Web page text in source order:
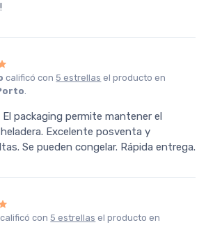
calificó con5 estrellas el producto en
.
packaging permite mantener el
Excelente posventa y
Se pueden congelar. Rápida entrega.
calificó con5 estrellas el producto en